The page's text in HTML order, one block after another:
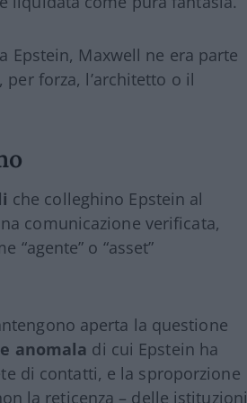
Epstein, Maxwell ne era parte
forza, l’architetto o il
che colleghino Epstein al
comunicazione verificata,
“agente” o “asset”
aperta la questione
anomala di cui Epstein ha
di contatti, e la sproporzione
la reticenza – delle istituzioni